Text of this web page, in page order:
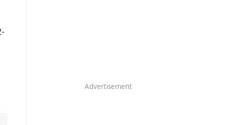
Advertisement